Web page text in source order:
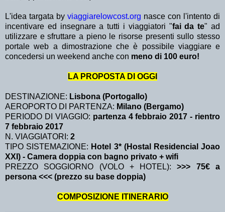
L'idea targata by viaggiarelowcost.org nasce con l'intento di
incentivare ed insegnare a tutti i viaggiatori "fai da te" ad
utilizzare e sfruttare a pieno le risorse presenti sullo stesso
portale web a dimostrazione che è possibile viaggiare e
concedersi un weekend anche con meno di 100 euro!
LA PROPOSTA DI OGGI
DESTINAZIONE: Lisbona (Portogallo)
AEROPORTO DI PARTENZA: Milano (Bergamo)
PERIODO DI VIAGGIO: partenza 4 febbraio 2017 - rientro
7 febbraio 2017
N. VIAGGIATORI: 2
TIPO SISTEMAZIONE: Hotel 3* (Hostal Residencial Joao
XXI) - Camera doppia con bagno privato + wifi
PREZZO SOGGIORNO (VOLO + HOTEL):>>> 75€ a
persona <<< (prezzo su base doppia)
COMPOSIZIONE ITINERARIO